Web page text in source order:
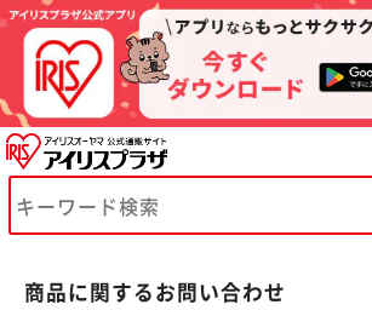
商品に関するお問い合わせ
※ご確認ください
カートに入れる